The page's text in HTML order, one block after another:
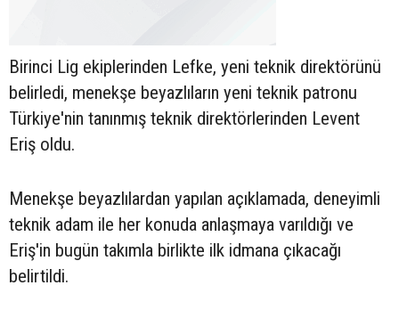
Birinci Lig ekiplerinden Lefke, yeni teknik direktörünü
belirledi, menekşe beyazlıların yeni teknik patronu
Türkiye'nin tanınmış teknik direktörlerinden Levent
Eriş oldu.
Menekşe beyazlılardan yapılan açıklamada, deneyimli
teknik adam ile her konuda anlaşmaya varıldığı ve
Eriş'in bugün takımla birlikte ilk idmana çıkacağı
belirtildi.